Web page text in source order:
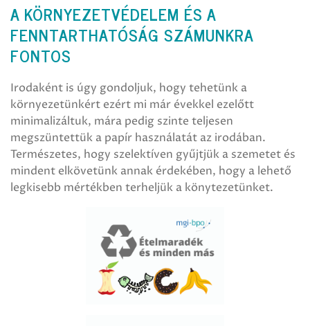
A KÖRNYEZETVÉDELEM ÉS A
FENNTARTHATÓSÁG SZÁMUNKRA
FONTOS
Irodaként is úgy gondoljuk, hogy tehetünk a
környezetünkért ezért mi már évekkel ezelőtt
minimalizáltuk, mára pedig szinte teljesen
megszüntettük a papír használatát az irodában.
Természetes, hogy szelektíven gyűjtjük a szemetet és
mindent elkövetünk annak érdekében, hogy a lehető
legkisebb mértékben terheljük a könytezetünket.